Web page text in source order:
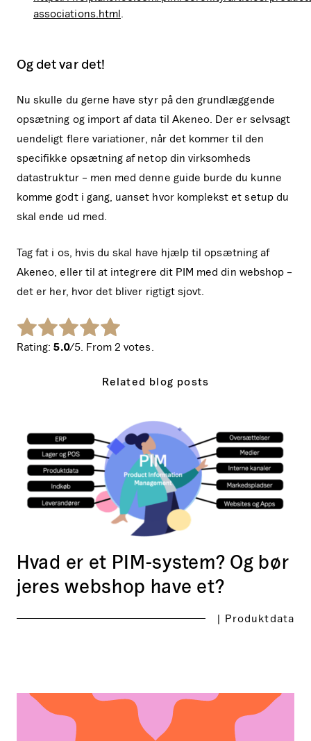
associations.html
Og det var det!
Nu skulle du gerne have styr på den grundlæggende
opsætning og import af data til Akeneo. Der er selvsagt
uendeligt flere variationer, når det kommer til den
specifikke opsætning af netop din virksomheds
datastruktur – men med denne guide burde du kunne
komme godt i gang, uanset hvor komplekst et setup du
skal ende ud med.
Tag fat i os, hvis du skal have hjælp til opsætning af
Akeneo, eller til at integrere dit PIM med din webshop –
det er her, hvor det bliver rigtigt sjovt.
Rate this item: Submit Rating
Rating:5.0/5. From 2 votes.
Related blog posts
PIM-
system?
Og
have
et?
| Produktdata
Hvad er et PIM-system? Og bør
jeres webshop have et?
Høks
hedder